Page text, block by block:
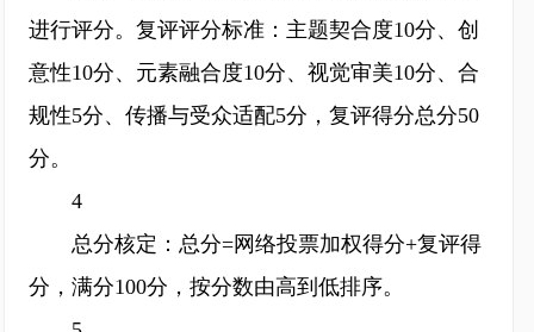
进行评分。复评评分标准：主题契合度10分、创
意性10分、元素融合度10分、视觉审美10分、合
规性5分、传播与受众适配5分，复评得分总分50
分。
4
总分核定：总分=网络投票加权得分+复评得
分，满分100分，按分数由高到低排序。